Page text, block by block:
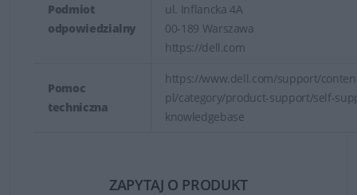
Podmiot
odpowiedzialny
ul. Inflancka 4A
00-189 Warszawa
https://dell.com
Pomoc
techniczna
https://www.dell.com/support/
pl/category/product-support/self-
knowledgebase
ZAPYTAJ O PRODUKT